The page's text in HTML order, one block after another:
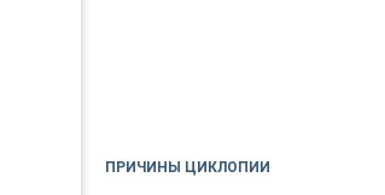
ПРИЧИНЫ ЦИКЛОПИИ